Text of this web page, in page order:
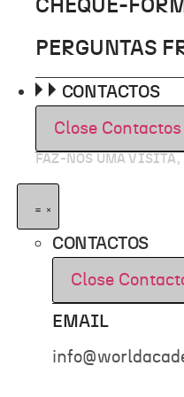
CHEQUE-
PERGUNTAS
CONTACTOS
Close Contactos
FAZ-NOS UMA VISITA,
CONTACTOS
Close
EMAIL